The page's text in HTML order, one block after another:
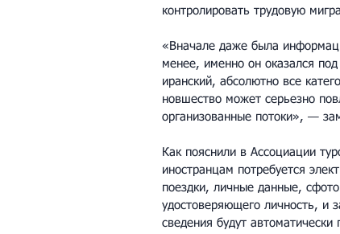
контролировать трудовую
«Вначале даже была
менее, именно он оказался
иранский, абсолютно все
новшество может серьезно
организованные потоки», —
Как пояснили в Ассоциации
иностранцам потребуется
поездки, личные данные,
удостоверяющего личность, и
сведения будут